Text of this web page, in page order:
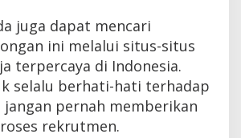
juga dapat mencari
ini melalui situs-situs
terpercaya di Indonesia.
selalu berhati-hati terhadap
jangan pernah memberikan
rekrutmen.